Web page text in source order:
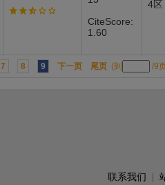
CiteScore:
1.60
4区
7 8 9 下一页 尾页 (到 /9
联系我们